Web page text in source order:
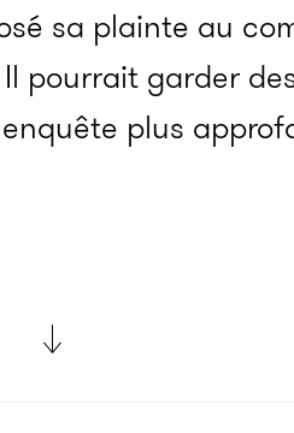
sa plainte au
pourrait garder
plus